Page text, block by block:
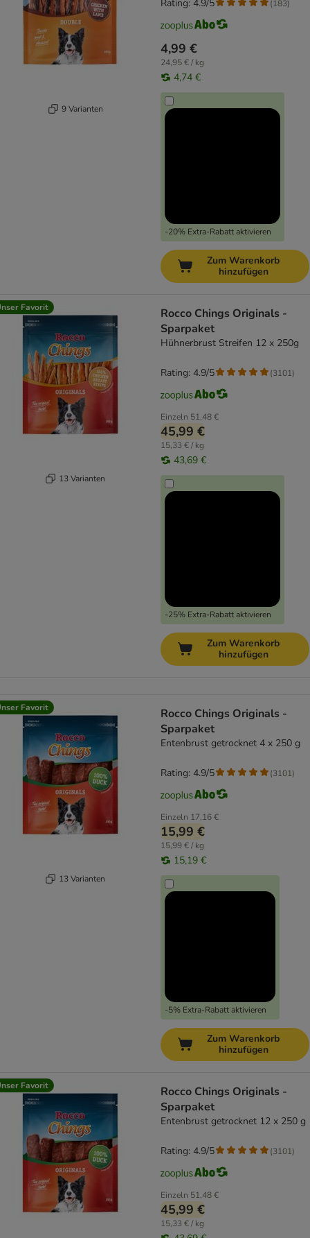
9 Varianten
4,99 €
24,95 € / kg
4,74 €
-20% Extra-Rabatt aktivieren
Rating: 4.9/5 (183)
Zum Warenkorb
hinzufügen
Favorit
13 Varianten
Rocco Chings Originals -
Sparpaket
Hühnerbrust Streifen 12 x 250g
Einzeln 51,48 €
45,99 €
15,33 € / kg
43,69 €
-25% Extra-Rabatt aktivieren
Rating: 4.9/5 (3101)
Zum Warenkorb
hinzufügen
Favorit
13 Varianten
Rocco Chings Originals -
Sparpaket
Entenbrust getrocknet 4 x 250 g
Einzeln 17,16 €
15,99 €
15,99 € / kg
15,19 €
-5% Extra-Rabatt aktivieren
Rating: 4.9/5 (3101)
Zum Warenkorb
hinzufügen
Favorit
Rocco Chings Originals -
Sparpaket
Entenbrust getrocknet 12 x 250 g
Einzeln 51,48 €
45,99 €
15,33 € / kg
Rating: 4.9/5 (3101)